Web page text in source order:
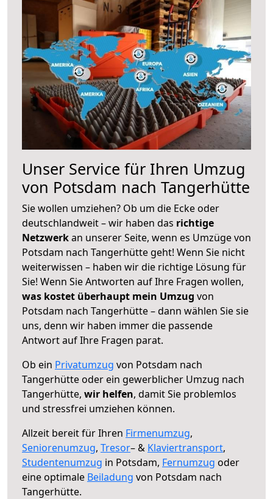
Unser Service für Ihren Umzug
von Potsdam nach Tangerhütte
Sie wollen umziehen? Ob um die Ecke oder
deutschlandweit – wir haben das richtige
Netzwerkan unserer Seite, wenn es Umzüge von
Potsdam nach Tangerhütte geht! Wenn Sie nicht
weiterwissen – haben wir die richtige Lösung für
Sie! Wenn Sie Antworten auf Ihre Fragen wollen,
was kostet überhaupt mein Umzug von
Potsdam nach Tangerhütte – dann wählen Sie sie
uns, denn wir haben immer die passende
Antwort auf Ihre Fragen parat.
Ob ein Privatumzug von Potsdam nach
Tangerhütte oder ein gewerblicher Umzug nach
Tangerhütte, wir helfen, damit Sie problemlos
und stressfrei umziehen können.
Allzeit bereit für Ihren Firmenumzug,
Seniorenumzug, Tresor– & Klaviertransport,
Studentenumzug in Potsdam, Fernumzug oder
eine optimale Beiladung von Potsdam nach
Tangerhütte.